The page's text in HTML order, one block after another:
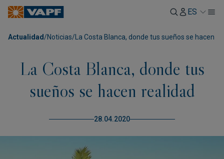
ES
Actualidad /Noticias/ La Costa Blanca, donde tus sueños se hacen
La Costa Blanca, donde tus
sueños se hacen realidad
28.04.2020